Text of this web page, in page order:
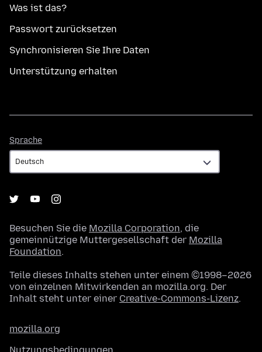
Was ist das?
Passwort zurücksetzen
Synchronisieren Sie Ihre Daten
Unterstützung erhalten
Sprache
Besuchen Sie die Mozilla Corporation, die
gemeinnützige Muttergesellschaft der Mozilla
Foundation.
Teile dieses Inhalts stehen unter einem ©1998–2026
von einzelnen Mitwirkenden an mozilla.org. Der
Inhalt steht unter einer Creative-Commons-Lizenz.
mozilla.org